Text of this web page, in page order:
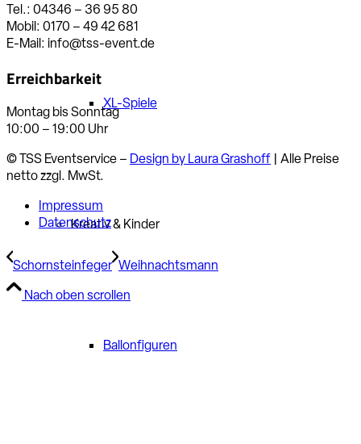
XL-Spiele
Kreativ & Kinder
Ballonfiguren
Tel.: 04346 – 36 95 80
Mobil: 0170 – 49 42 681
E-Mail: info@tss-event.de
Erreichbarkeit
Montag bis Sonntag
10:00 – 19:00 Uhr
© TSS Eventservice – Design by Laura Grashoff | Alle Preise
netto zzgl. MwSt.
Impressum
Datenschutz
Schornsteinfeger Weihnachtsmann
Nach oben scrollen